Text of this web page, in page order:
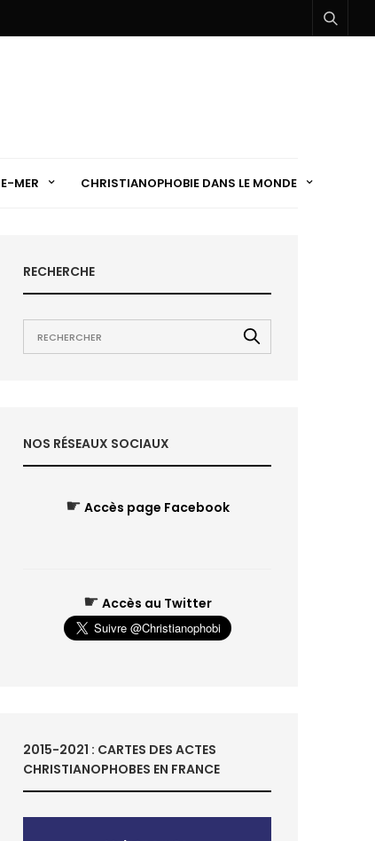
MER CHRISTIANOPHOBIE DANS LE MONDE
RECHERCHE
NOS RÉSEAUX SOCIAUX
☛ Accès page Facebook
☛ Accès au Twitter
2015-2021 : CARTES DES ACTES
CHRISTIANOPHOBES EN FRANCE